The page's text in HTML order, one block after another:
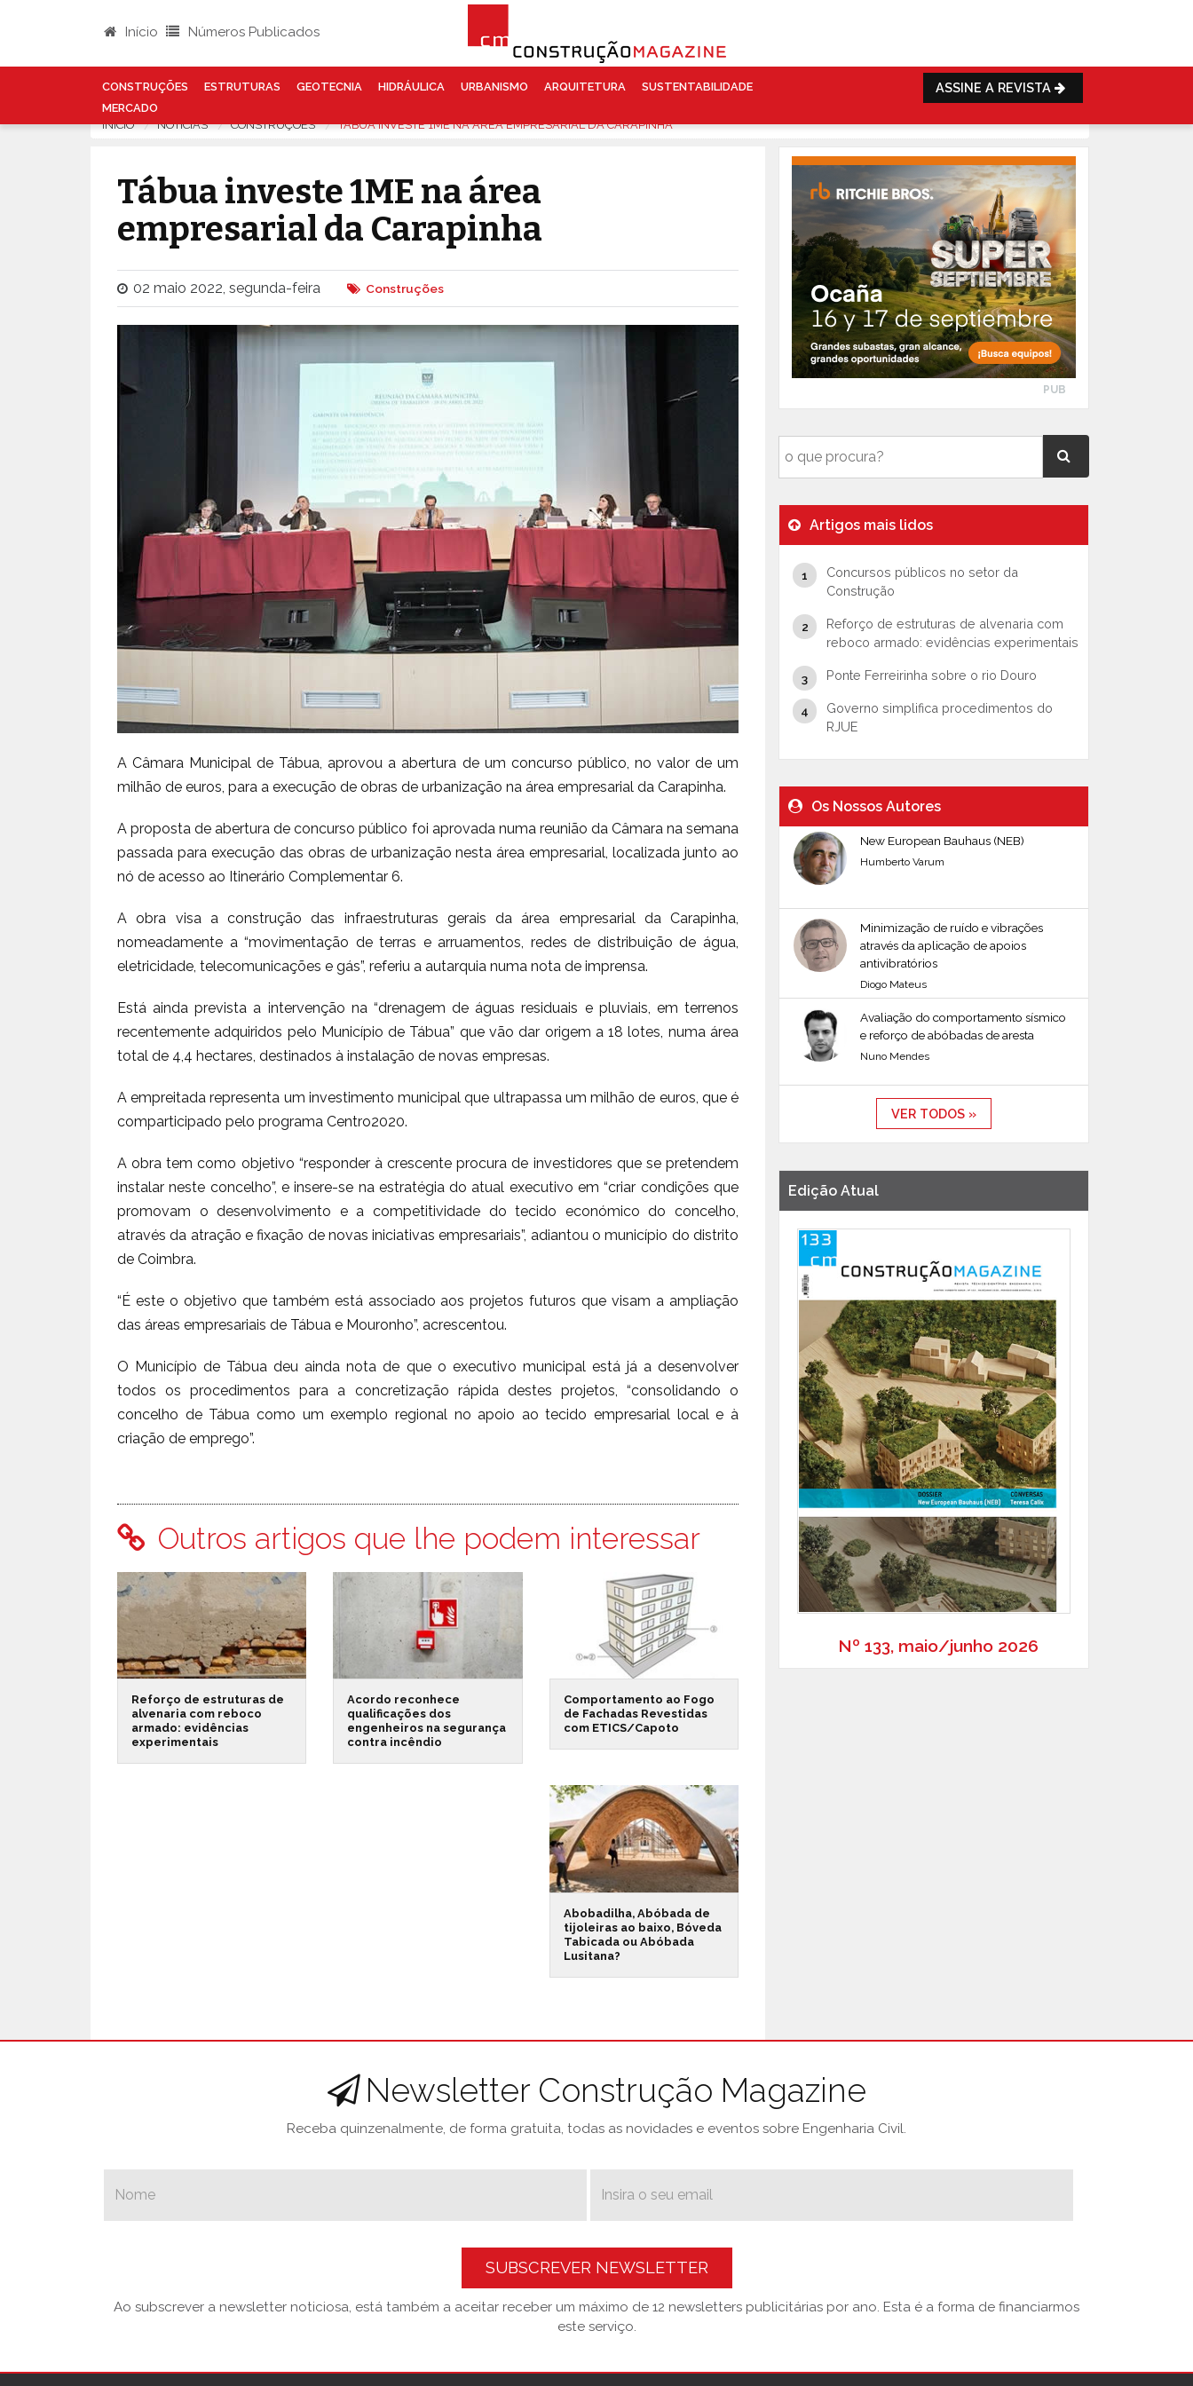
Início Números Publicados
CONSTRUÇÕES ESTRUTURAS GEOTECNIA HIDRÁULICA URBANISMO ARQUITETURA
SUSTENTABILIDADE
MERCADO
ASSINE A REVISTA
INÍCIO NOTÍCIAS CONSTRUÇÕES TÁBUA INVESTE 1ME NA ÁREA EMPRESARIAL DA CARAPINHA
Tábua investe 1ME na área
empresarial da Carapinha
02 maio 2022, segunda-feira Construções
A Câmara Municipal de Tábua, aprovou a abertura de um concurso público, no valor de um
milhão de euros, para a execução de obras de urbanização na área empresarial da Carapinha.
A proposta de abertura de concurso público foi aprovada numa reunião da Câmara na semana
passada para execução das obras de urbanização nesta área empresarial, localizada junto ao
nó de acesso ao Itinerário Complementar 6.
A obra visa a construção das infraestruturas gerais da área empresarial da Carapinha,
nomeadamente a “movimentação de terras e arruamentos, redes de distribuição de água,
eletricidade, telecomunicações e gás”, referiu a autarquia numa nota de imprensa.
Está ainda prevista a intervenção na “drenagem de águas residuais e pluviais, em terrenos
recentemente adquiridos pelo Município de Tábua” que vão dar origem a 18 lotes, numa área
total de 4,4 hectares, destinados à instalação de novas empresas.
A empreitada representa um investimento municipal que ultrapassa um milhão de euros, que é
comparticipado pelo programa Centro2020.
A obra tem como objetivo “responder à crescente procura de investidores que se pretendem
instalar neste concelho”, e insere-se na estratégia do atual executivo em “criar condições que
promovam o desenvolvimento e a competitividade do tecido económico do concelho,
através da atração e fixação de novas iniciativas empresariais”, adiantou o município do distrito
de Coimbra.
“É este o objetivo que também está associado aos projetos futuros que visam a ampliação
das áreas empresariais de Tábua e Mouronho”, acrescentou.
O Município de Tábua deu ainda nota de que o executivo municipal está já a desenvolver
todos os procedimentos para a concretização rápida destes projetos, “consolidando o
concelho de Tábua como um exemplo regional no apoio ao tecido empresarial local e à
criação de emprego”.
Outros artigos que lhe podem interessar
Reforço de estruturas de
alvenaria com reboco
armado: evidências
experimentais
Acordo reconhece
qualificações dos
engenheiros na segurança
contra incêndio
Comportamento ao Fogo
de Fachadas Revestidas
com ETICS/Capoto
Abobadilha, Abóbada de
tijoleiras ao baixo, Bóveda
Tabicada ou Abóbada
Lusitana?
PUB
Artigos mais lidos
Concursos públicos no setor da
Construção
Reforço de estruturas de alvenaria com
reboco armado: evidências experimentais
Ponte Ferreirinha sobre o rio Douro
Governo simplifica procedimentos do
RJUE
Os Nossos Autores
New European Bauhaus (NEB)
Humberto Varum
Minimização de ruído e vibrações
através da aplicação de apoios
antivibratórios
Diogo Mateus
Avaliação do comportamento sísmico
e reforço de abóbadas de aresta
Nuno Mendes
VER TODOS »
Edição Atual
Nº 133, maio/junho 2026
Newsletter Construção Magazine
Receba quinzenalmente, de forma gratuita, todas as novidades e eventos sobre Engenharia Civil.
SUBSCREVER NEWSLETTER
Ao subscrever a newsletter noticiosa, está também a aceitar receber um máximo de 12 newsletters publicitárias por ano. Esta é a forma de financiarmos
este serviço.